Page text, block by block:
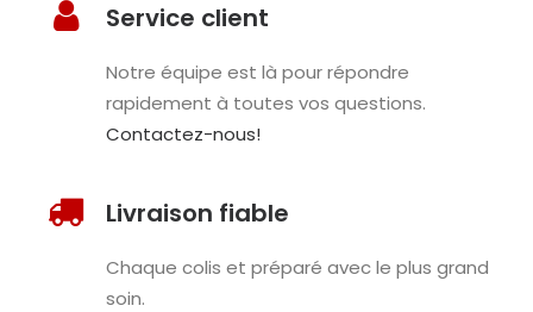
Service client
Notre équipe est là pour répondre
rapidement à toutes vos questions.
Contactez-nous!
Livraison fiable
Chaque colis et préparé avec le plus grand
soin.